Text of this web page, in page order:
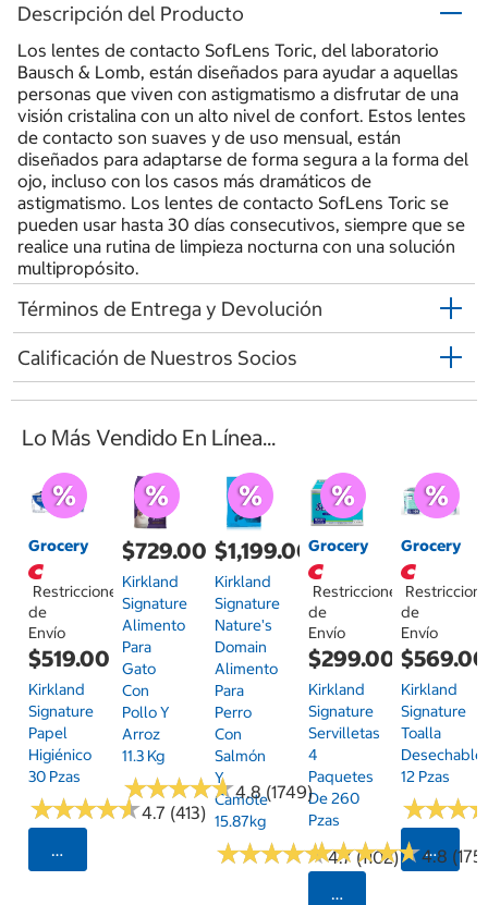
Descripción del Producto
Los lentes de contacto SofLens Toric, del laboratorio
Bausch & Lomb, están diseñados para ayudar a aquellas
personas que viven con astigmatismo a disfrutar de una
visión cristalina con un alto nivel de confort. Estos lentes
de contacto son suaves y de uso mensual, están
diseñados para adaptarse de forma segura a la forma del
ojo, incluso con los casos más dramáticos de
astigmatismo. Los lentes de contacto SofLens Toric se
pueden usar hasta 30 días consecutivos, siempre que se
realice una rutina de limpieza nocturna con una solución
multipropósito.
Términos de Entrega y Devolución
Calificación de Nuestros Socios
Lo Más Vendido En Línea...
Grocery
Restricciones
de
Envío
$519.00
Kirkland
Signature
Papel
Higiénico
30 Pzas
★★★★★
★★★★★4.7 (413)
Seleccionar Código Postal
$729.00
Kirkland
Signature
Alimento
Para
Gato
Con
Pollo Y
Arroz
11.3 Kg
★★★★★
★★★★★4.8 (1749)
$1,199.00
Kirkland
Signature
Nature's
Domain
Alimento
Para
Perro
Con
Salmón
Y
Camote
15.87kg
★★★★★
★★★★★4.7 (1102)
Grocery
Restricciones
de
Envío
$299.00
Kirkland
Signature
Servilletas
4
Paquetes
De 260
Pzas
★★★★★
★★★★★4.8 (175)
Seleccionar
Grocery
de
Envío
$569.00
Kirkland
Signature
Toalla
Desechable
12 Pzas
★★★
★★★